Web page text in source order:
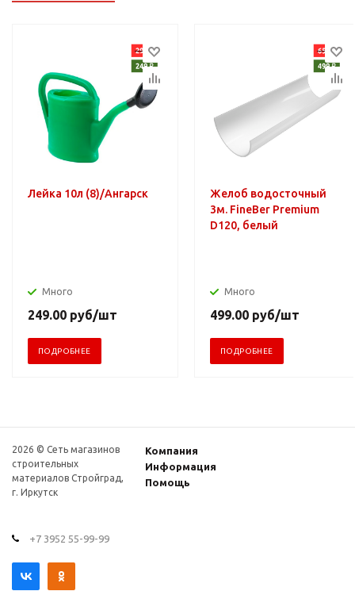
Лейка 10л (8)/Ангарск
Много
249.00 руб/шт
ПОДРОБНЕЕ
Желоб водосточный
3м. FineBer Premium
D120, белый
Много
499.00 руб/шт
ПОДРОБНЕЕ
2026 © Сеть магазинов
строительных
материалов Стройград,
г. Иркутск
Компания
Информация
Помощь
+7 3952 55-99-99